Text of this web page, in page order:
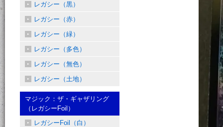
レガシー（黒）
レガシー（赤）
レガシー（緑）
レガシー（多色）
レガシー（無色）
レガシー（土地）
マジック：ザ・ギャザリング
（レガシーFoil）
レガシーFoil（白）